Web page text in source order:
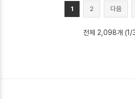
1 2 다음
전체 2,098개 (1/